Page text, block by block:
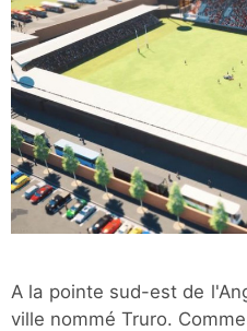
A la pointe sud-est de
ville nommé Truro.